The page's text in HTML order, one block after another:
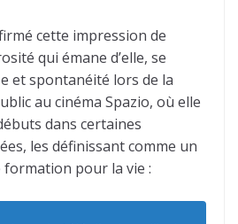
cette impression de
qui émane d’elle, se
et spontanéité lors de la
au cinéma Spazio, où elle
dans certaines
les définissant comme un
pour la vie :